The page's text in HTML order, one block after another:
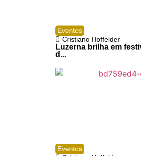
Eventos
Cristiano Hoffelder
Luzerna brilha em
d...
Eventos